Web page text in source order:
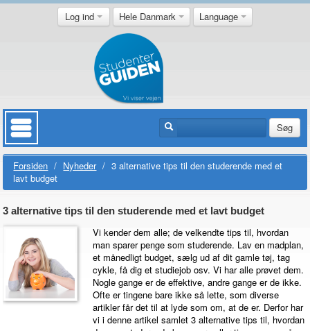
Log ind Hele Danmark Language
Søg
Forsiden / Nyheder / 3 alternative tips til den studerende med et
lavt budget
3 alternative tips til den studerende med et lavt budget
Vi kender dem alle; de velkendte tips til, hvordan
man sparer penge som studerende. Lav en madplan,
et månedligt budget, sælg ud af dit gamle tøj, tag
cykle, få dig et studiejob osv. Vi har alle prøvet dem.
Nogle gange er de effektive, andre gange er de ikke.
Ofte er tingene bare ikke så lette, som diverse
artikler får det til at lyde som om, at de er. Derfor har
vi i denne artikel samlet 3 alternative tips til, hvordan